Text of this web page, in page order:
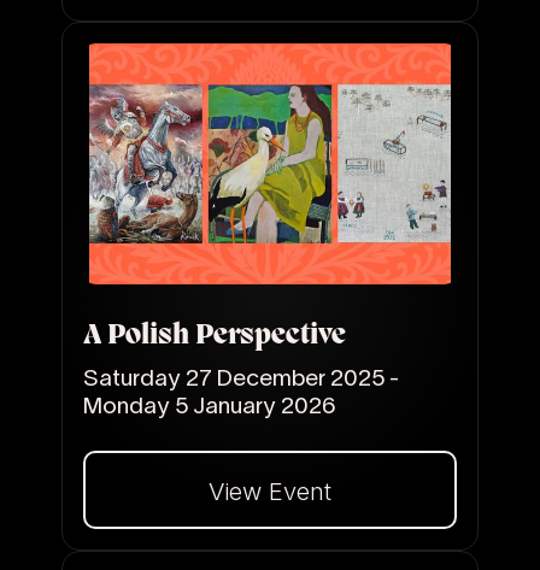
Dalej
A Polish Perspective
Saturday 27 December 2025 -
Monday 5 January 2026
View Event
Dalej